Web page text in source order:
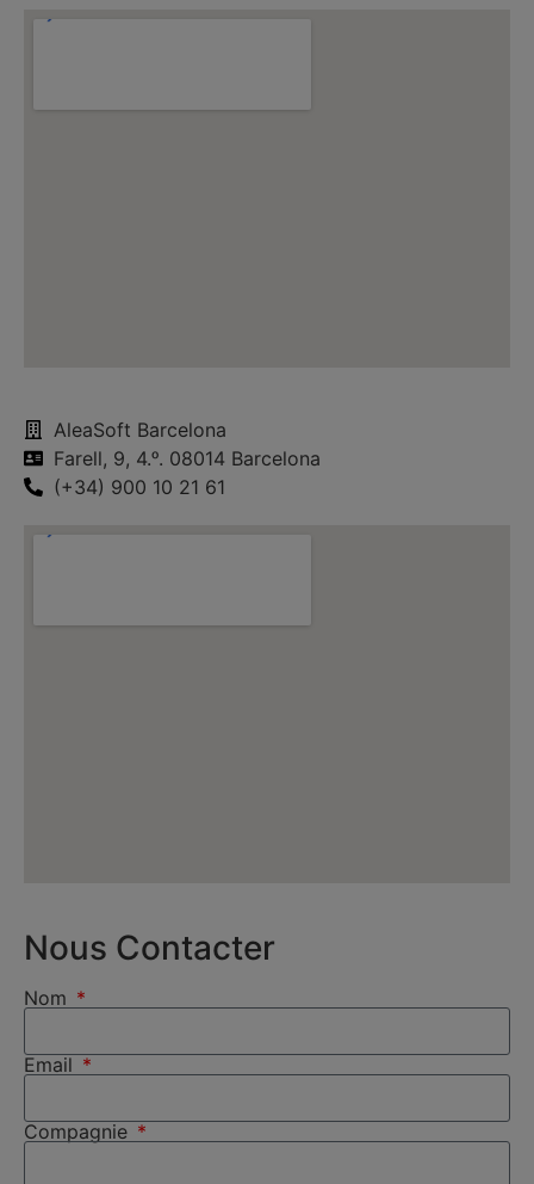
AleaSoft Barcelona
Farell, 9, 4.ᵒ. 08014 Barcelona
(+34) 900 10 21 61
Nous Contacter
Nom
Email
Compagnie